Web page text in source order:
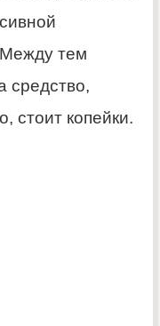
тем
средство,
стоит копейки.